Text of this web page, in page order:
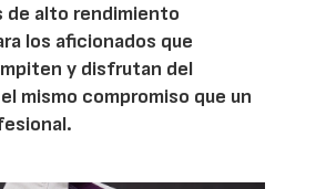
de alto rendimiento
los aficionados que
y disfrutan del
mismo compromiso que un